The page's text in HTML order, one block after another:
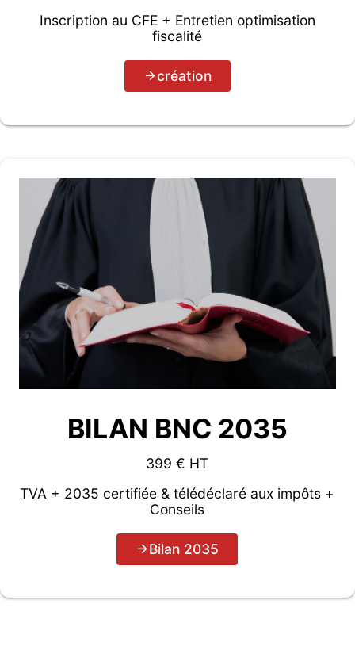
Inscription au CFE + Entretien optimisation
fiscalité
création
BILAN BNC 2035
399 € HT
TVA + 2035 certifiée & télédéclaré aux impôts +
Conseils
Bilan 2035